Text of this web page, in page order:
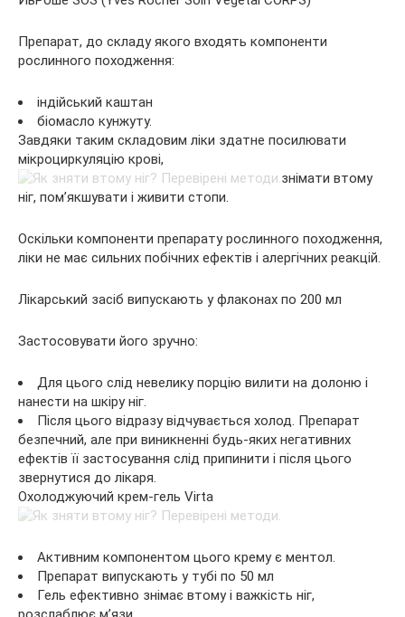
Препарат, до складу якого входять компоненти
рослинного походження:
індійський каштан
біомасло кунжуту.
Завдяки таким складовим ліки здатне посилювати
мікроциркуляцію крові,
знімати втому
ніг, пом’якшувати і живити стопи.
Оскільки компоненти препарату рослинного походження,
ліки не має сильних побічних ефектів і алергічних реакцій.
Лікарський засіб випускають у флаконах по 200 мл
Застосовувати його зручно:
Для цього слід невелику порцію вилити на долоню і
нанести на шкіру ніг.
Після цього відразу відчувається холод. Препарат
безпечний, але при виникненні будь-яких негативних
ефектів її застосування слід припинити і після цього
звернутися до лікаря.
Охолоджуючий крем-гель Virta
Активним компонентом цього крему є ментол.
Препарат випускають у тубі по 50 мл
Гель ефективно знімає втому і важкість ніг,